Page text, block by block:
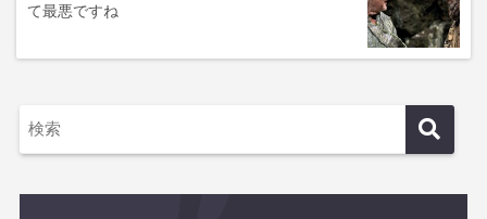
て最悪ですね